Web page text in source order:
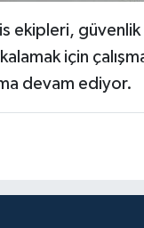
güvenlik
için
devam ediyor.